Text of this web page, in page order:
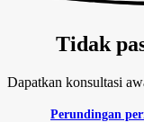
Tidak
Dapatkan konsultasi
Perundingan